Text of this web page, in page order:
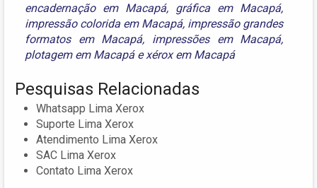
encadernação em Macapá, gráfica em Macapá,
impressão colorida em Macapá, impressão grandes
formatos em Macapá, impressões em Macapá,
plotagem em Macapáexérox em Macapá
Pesquisas Relacionadas
Whatsapp Lima Xerox
Suporte Lima Xerox
Atendimento Lima Xerox
SAC Lima Xerox
Contato Lima Xerox